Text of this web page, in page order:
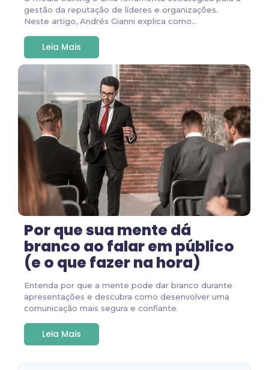
gestão da reputação de líderes e organizações.
Neste artigo, Andrés Gianni explica como...
Leia Mais
Por que sua mente dá
branco ao falar em público
(e o que fazer na hora)
Entenda por que a mente pode dar branco durante
apresentações e descubra como desenvolver uma
comunicação mais segura e confiante.
Leia Mais